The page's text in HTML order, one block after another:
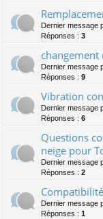
Dernier message
Réponses : 3
Dernier message
Réponses : 9
Vibration
Dernier message
Réponses : 6
Questions
neige pour
Dernier message
Réponses : 2
Dernier message
Réponses : 1